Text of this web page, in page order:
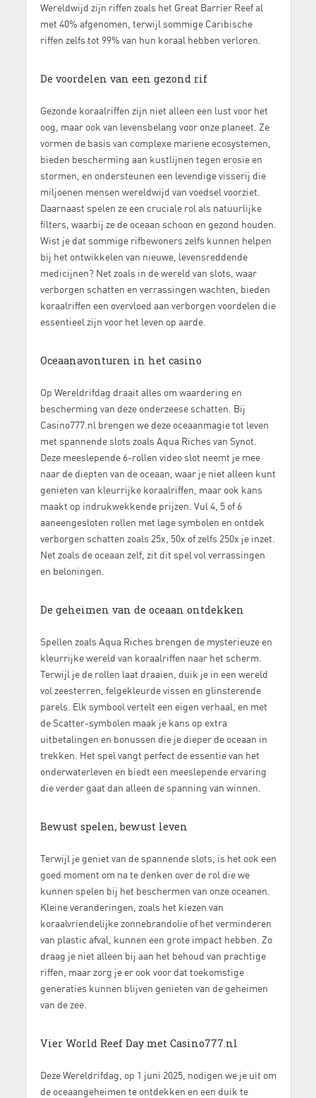
Wereldwijd zijn riffen zoals het Great Barrier Reef al
met 40% afgenomen, terwijl sommige Caribische
riffen zelfs tot 99% van hun koraal hebben verloren.
De voordelen van een gezond rif
Gezonde koraalriffen zijn niet alleen een lust voor het
oog, maar ook van levensbelang voor onze planeet. Ze
vormen de basis van complexe mariene ecosystemen,
bieden bescherming aan kustlijnen tegen erosie en
stormen, en ondersteunen een levendige visserij die
miljoenen mensen wereldwijd van voedsel voorziet.
Daarnaast spelen ze een cruciale rol als natuurlijke
filters, waarbij ze de oceaan schoon en gezond houden.
Wist je dat sommige rifbewoners zelfs kunnen helpen
bij het ontwikkelen van nieuwe, levensreddende
medicijnen? Net zoals in de wereld van slots, waar
verborgen schatten en verrassingen wachten, bieden
koraalriffen een overvloed aan verborgen voordelen die
essentieel zijn voor het leven op aarde.
Oceaanavonturen in het casino
Op Wereldrifdag draait alles om waardering en
bescherming van deze onderzeese schatten. Bij
Casino777.nl brengen we deze oceaanmagie tot leven
met spannende slots zoals Aqua Riches van Synot.
Deze meeslepende 6-rollen video slot neemt je mee
naar de diepten van de oceaan, waar je niet alleen kunt
genieten van kleurrijke koraalriffen, maar ook kans
maakt op indrukwekkende prijzen. Vul 4, 5 of 6
aaneengesloten rollen met lage symbolen en ontdek
verborgen schatten zoals 25x, 50x of zelfs 250x je inzet.
Net zoals de oceaan zelf, zit dit spel vol verrassingen
en beloningen.
De geheimen van de oceaan ontdekken
Spellen zoals Aqua Riches brengen de mysterieuze en
kleurrijke wereld van koraalriffen naar het scherm.
Terwijl je de rollen laat draaien, duik je in een wereld
vol zeesterren, felgekleurde vissen en glinsterende
parels. Elk symbool vertelt een eigen verhaal, en met
de Scatter-symbolen maak je kans op extra
uitbetalingen en bonussen die je dieper de oceaan in
trekken. Het spel vangt perfect de essentie van het
onderwaterleven en biedt een meeslepende ervaring
die verder gaat dan alleen de spanning van winnen.
Bewust spelen, bewust leven
Terwijl je geniet van de spannende slots, is het ook een
goed moment om na te denken over de rol die we
kunnen spelen bij het beschermen van onze oceanen.
Kleine veranderingen, zoals het kiezen van
koraalvriendelijke zonnebrandolie of het verminderen
van plastic afval, kunnen een grote impact hebben. Zo
draag je niet alleen bij aan het behoud van prachtige
riffen, maar zorg je er ook voor dat toekomstige
generaties kunnen blijven genieten van de geheimen
van de zee.
Vier World Reef Day met Casino777.nl
Deze Wereldrifdag, op 1 juni 2025, nodigen we je uit om
de oceaangeheimen te ontdekken en een duik te